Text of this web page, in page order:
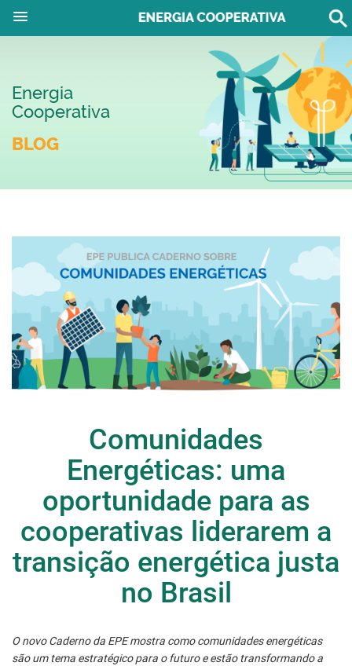
Energia
Cooperativa
BLOG
Comunidades
Energéticas: uma
oportunidade para as
cooperativas liderarem a
transição energética justa
no Brasil
O novoCaderno da EPEmostra como comunidades energéticas
são um tema estratégico para o futuro e estão transformando a